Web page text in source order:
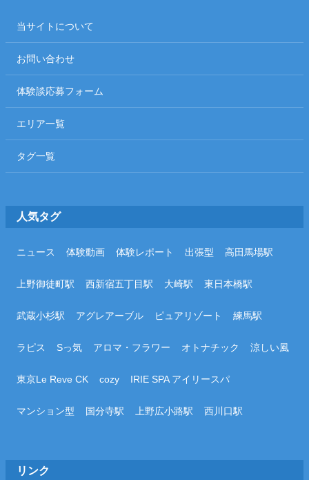
当サイトについて
お問い合わせ
体験談応募フォーム
エリア一覧
タグ一覧
人気タグ
ニュース 体験動画 体験レポート 出張型 高田馬場駅
上野御徒町駅 西新宿五丁目駅 大崎駅 東日本橋駅
武蔵小杉駅 アグレアーブル ピュアリゾート 練馬駅
ラピス Sっ気 アロマ・フラワー オトナチック 涼しい風
東京Le Reve CK cozy IRIE SPA アイリースパ
マンション型 国分寺駅 上野広小路駅 西川口駅
リンク